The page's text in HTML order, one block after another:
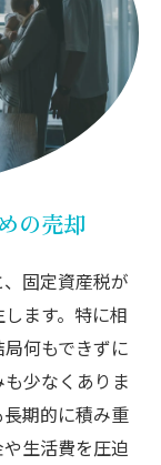
の売却
固定資産税が
ます。特に相
何もできずに
少なくありま
期的に積み重
生活費を圧迫